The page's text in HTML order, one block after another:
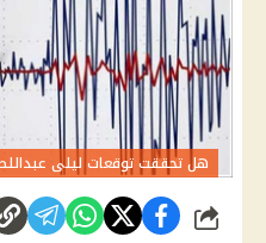
هل تحققت توقعات ليلى
شارك